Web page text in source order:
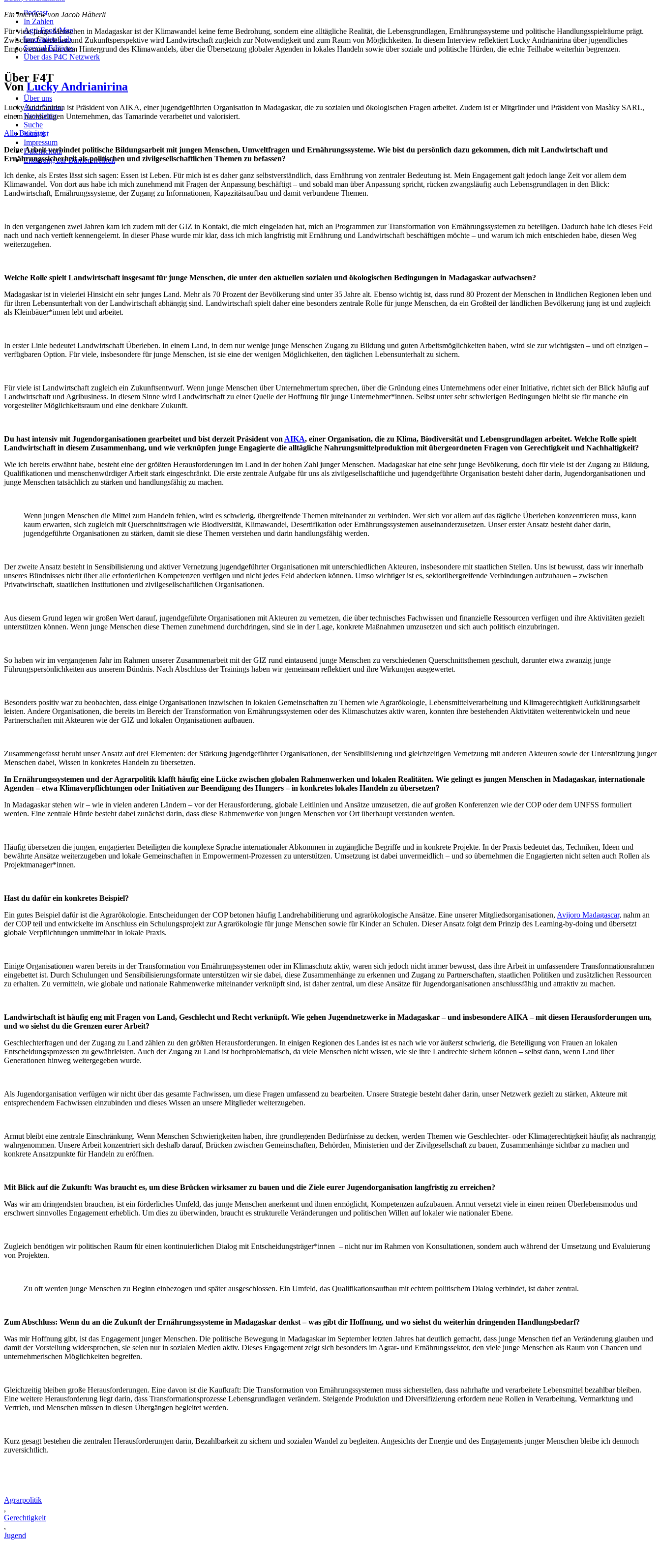
Podcast
In Zahlen
Agri-Food-Map
Innovation Lab
Special Editions
Über das P4C Netzwerk
Über F4T
Über uns
Autor*innen
Newsletter
Suche
Kontakt
Impressum
Datenschutz
Erklärung zur Barrierefreiheit
Ein Interview von Jacob Häberli
Für viele junge Menschen in Madagaskar ist der Klimawandel keine ferne Bedrohung, sondern eine alltägliche Realität, die Lebensgrundlagen, Ernährungssysteme und politische Handlungsspielräume prägt.
Zwischen Überleben und Zukunftsperspektive wird Landwirtschaft zugleich zur Notwendigkeit und zum Raum von Möglichkeiten. In diesem Interview reflektiert Lucky Andrianirina über jugendliches
Empowerment vor dem Hintergrund des Klimawandels, über die Übersetzung globaler Agenden in lokales Handeln sowie über soziale und politische Hürden, die echte Teilhabe weiterhin begrenzen.
Von Lucky Andrianirina
Lucky Andrianirina ist Präsident von AIKA, einer jugendgeführten Organisation in Madagaskar, die zu sozialen und ökologischen Fragen arbeitet. Zudem ist er Mitgründer und Präsident von Masàky SARL,
einem nachhaltigen Unternehmen, das Tamarinde verarbeitet und valorisiert.
Alle Beiträge
Deine Arbeit verbindet politische Bildungsarbeit mit jungen Menschen, Umweltfragen und Ernährungssysteme. Wie bist du persönlich dazu gekommen, dich mit Landwirtschaft und
Ernährungssicherheit als politischen und zivilgesellschaftlichen Themen zu befassen?
Ich denke, als Erstes lässt sich sagen: Essen ist Leben. Für mich ist es daher ganz selbstverständlich, dass Ernährung von zentraler Bedeutung ist. Mein Engagement galt jedoch lange Zeit vor allem dem
Klimawandel. Von dort aus habe ich mich zunehmend mit Fragen der Anpassung beschäftigt – und sobald man über Anpassung spricht, rücken zwangsläufig auch Lebensgrundlagen in den Blick:
Landwirtschaft, Ernährungssysteme, der Zugang zu Informationen, Kapazitätsaufbau und damit verbundene Themen.
In den vergangenen zwei Jahren kam ich zudem mit der GIZ in Kontakt, die mich eingeladen hat, mich an Programmen zur Transformation von Ernährungssystemen zu beteiligen. Dadurch habe ich dieses Feld
nach und nach vertieft kennengelernt. In dieser Phase wurde mir klar, dass ich mich langfristig mit Ernährung und Landwirtschaft beschäftigen möchte – und warum ich mich entschieden habe, diesen Weg
weiterzugehen.
Welche Rolle spielt Landwirtschaft insgesamt für junge Menschen, die unter den aktuellen sozialen und ökologischen Bedingungen in Madagaskar aufwachsen?
Madagaskar ist in vielerlei Hinsicht ein sehr junges Land. Mehr als 70 Prozent der Bevölkerung sind unter 35 Jahre alt. Ebenso wichtig ist, dass rund 80 Prozent der Menschen in ländlichen Regionen leben und
für ihren Lebensunterhalt von der Landwirtschaft abhängig sind. Landwirtschaft spielt daher eine besonders zentrale Rolle für junge Menschen, da ein Großteil der ländlichen Bevölkerung jung ist und zugleich
als Kleinbäuer*innen lebt und arbeitet.
In erster Linie bedeutet Landwirtschaft Überleben. In einem Land, in dem nur wenige junge Menschen Zugang zu Bildung und guten Arbeitsmöglichkeiten haben, wird sie zur wichtigsten – und oft einzigen –
verfügbaren Option. Für viele, insbesondere für junge Menschen, ist sie eine der wenigen Möglichkeiten, den täglichen Lebensunterhalt zu sichern.
Für viele ist Landwirtschaft zugleich ein Zukunftsentwurf. Wenn junge Menschen über Unternehmertum sprechen, über die Gründung eines Unternehmens oder einer Initiative, richtet sich der Blick häufig auf
Landwirtschaft und Agribusiness. In diesem Sinne wird Landwirtschaft zu einer Quelle der Hoffnung für junge Unternehmer*innen. Selbst unter sehr schwierigen Bedingungen bleibt sie für manche ein
vorgestellter Möglichkeitsraum und eine denkbare Zukunft.
Du hast intensiv mit Jugendorganisationen gearbeitet und bist derzeit Präsident von AIKA, einer Organisation, die zu Klima, Biodiversität und Lebensgrundlagen arbeitet. Welche Rolle spielt
Landwirtschaft in diesem Zusammenhang, und wie verknüpfen junge Engagierte die alltägliche Nahrungsmittelproduktion mit übergeordneten Fragen von Gerechtigkeit und Nachhaltigkeit?
Wie ich bereits erwähnt habe, besteht eine der größten Herausforderungen im Land in der hohen Zahl junger Menschen. Madagaskar hat eine sehr junge Bevölkerung, doch für viele ist der Zugang zu Bildung,
Qualifikationen und menschenwürdiger Arbeit stark eingeschränkt. Die erste zentrale Aufgabe für uns als zivilgesellschaftliche und jugendgeführte Organisation besteht daher darin, Jugendorganisationen und
junge Menschen tatsächlich zu stärken und handlungsfähig zu machen.
Wenn jungen Menschen die Mittel zum Handeln fehlen, wird es schwierig, übergreifende Themen miteinander zu verbinden. Wer sich vor allem auf das tägliche Überleben konzentrieren muss, kann
kaum erwarten, sich zugleich mit Querschnittsfragen wie Biodiversität, Klimawandel, Desertifikation oder Ernährungssystemen auseinanderzusetzen. Unser erster Ansatz besteht daher darin,
jugendgeführte Organisationen zu stärken, damit sie diese Themen verstehen und darin handlungsfähig werden.
Der zweite Ansatz besteht in Sensibilisierung und aktiver Vernetzung jugendgeführter Organisationen mit unterschiedlichen Akteuren, insbesondere mit staatlichen Stellen. Uns ist bewusst, dass wir innerhalb
unseres Bündnisses nicht über alle erforderlichen Kompetenzen verfügen und nicht jedes Feld abdecken können. Umso wichtiger ist es, sektorübergreifende Verbindungen aufzubauen – zwischen
Privatwirtschaft, staatlichen Institutionen und zivilgesellschaftlichen Organisationen.
Aus diesem Grund legen wir großen Wert darauf, jugendgeführte Organisationen mit Akteuren zu vernetzen, die über technisches Fachwissen und finanzielle Ressourcen verfügen und ihre Aktivitäten gezielt
unterstützen können. Wenn junge Menschen diese Themen zunehmend durchdringen, sind sie in der Lage, konkrete Maßnahmen umzusetzen und sich auch politisch einzubringen.
So haben wir im vergangenen Jahr im Rahmen unserer Zusammenarbeit mit der GIZ rund eintausend junge Menschen zu verschiedenen Querschnittsthemen geschult, darunter etwa zwanzig junge
Führungspersönlichkeiten aus unserem Bündnis. Nach Abschluss der Trainings haben wir gemeinsam reflektiert und ihre Wirkungen ausgewertet.
Besonders positiv war zu beobachten, dass einige Organisationen inzwischen in lokalen Gemeinschaften zu Themen wie Agrarökologie, Lebensmittelverarbeitung und Klimagerechtigkeit Aufklärungsarbeit
leisten. Andere Organisationen, die bereits im Bereich der Transformation von Ernährungssystemen oder des Klimaschutzes aktiv waren, konnten ihre bestehenden Aktivitäten weiterentwickeln und neue
Partnerschaften mit Akteuren wie der GIZ und lokalen Organisationen aufbauen.
Zusammengefasst beruht unser Ansatz auf drei Elementen: der Stärkung jugendgeführter Organisationen, der Sensibilisierung und gleichzeitigen Vernetzung mit anderen Akteuren sowie der Unterstützung junger
Menschen dabei, Wissen in konkretes Handeln zu übersetzen.
In Ernährungssystemen und der Agrarpolitik klafft häufig eine Lücke zwischen globalen Rahmenwerken und lokalen Realitäten. Wie gelingt es jungen Menschen in Madagaskar, internationale
Agenden – etwa Klimaverpflichtungen oder Initiativen zur Beendigung des Hungers – in konkretes lokales Handeln zu übersetzen?
In Madagaskar stehen wir – wie in vielen anderen Ländern – vor der Herausforderung, globale Leitlinien und Ansätze umzusetzen, die auf großen Konferenzen wie der COP oder dem UNFSS formuliert
werden. Eine zentrale Hürde besteht dabei zunächst darin, dass diese Rahmenwerke von jungen Menschen vor Ort überhaupt verstanden werden.
Häufig übersetzen die jungen, engagierten Beteiligten die komplexe Sprache internationaler Abkommen in zugängliche Begriffe und in konkrete Projekte. In der Praxis bedeutet das, Techniken, Ideen und
bewährte Ansätze weiterzugeben und lokale Gemeinschaften in Empowerment-Prozessen zu unterstützen. Umsetzung ist dabei unvermeidlich – und so übernehmen die Engagierten nicht selten auch Rollen als
Projektmanager*innen.
Hast du dafür ein konkretes Beispiel?
Ein gutes Beispiel dafür ist die Agrarökologie. Entscheidungen der COP betonen häufig Landrehabilitierung und agrarökologische Ansätze. Eine unserer Mitgliedsorganisationen, Avijoro Madagascar, nahm an
der COP teil und entwickelte im Anschluss ein Schulungsprojekt zur Agrarökologie für junge Menschen sowie für Kinder an Schulen. Dieser Ansatz folgt dem Prinzip des Learning-by-doing und übersetzt
globale Verpflichtungen unmittelbar in lokale Praxis.
Einige Organisationen waren bereits in der Transformation von Ernährungssystemen oder im Klimaschutz aktiv, waren sich jedoch nicht immer bewusst, dass ihre Arbeit in umfassendere Transformationsrahmen
eingebettet ist. Durch Schulungen und Sensibilisierungsformate unterstützen wir sie dabei, diese Zusammenhänge zu erkennen und Zugang zu Partnerschaften, staatlichen Politiken und zusätzlichen Ressourcen
zu erhalten. Zu vermitteln, wie globale und nationale Rahmenwerke miteinander verknüpft sind, ist daher zentral, um diese Ansätze für Jugendorganisationen anschlussfähig und attraktiv zu machen.
Landwirtschaft ist häufig eng mit Fragen von Land, Geschlecht und Recht verknüpft. Wie gehen Jugendnetzwerke in Madagaskar – und insbesondere AIKA – mit diesen Herausforderungen um,
und wo siehst du die Grenzen eurer Arbeit?
Geschlechterfragen und der Zugang zu Land zählen zu den größten Herausforderungen. In einigen Regionen des Landes ist es nach wie vor äußerst schwierig, die Beteiligung von Frauen an lokalen
Entscheidungsprozessen zu gewährleisten. Auch der Zugang zu Land ist hochproblematisch, da viele Menschen nicht wissen, wie sie ihre Landrechte sichern können – selbst dann, wenn Land über
Generationen hinweg weitergegeben wurde.
Als Jugendorganisation verfügen wir nicht über das gesamte Fachwissen, um diese Fragen umfassend zu bearbeiten. Unsere Strategie besteht daher darin, unser Netzwerk gezielt zu stärken, Akteure mit
entsprechendem Fachwissen einzubinden und dieses Wissen an unsere Mitglieder weiterzugeben.
Armut bleibt eine zentrale Einschränkung. Wenn Menschen Schwierigkeiten haben, ihre grundlegenden Bedürfnisse zu decken, werden Themen wie Geschlechter- oder Klimagerechtigkeit häufig als nachrangig
wahrgenommen. Unsere Arbeit konzentriert sich deshalb darauf, Brücken zwischen Gemeinschaften, Behörden, Ministerien und der Zivilgesellschaft zu bauen, Zusammenhänge sichtbar zu machen und
konkrete Ansatzpunkte für Handeln zu eröffnen.
Mit Blick auf die Zukunft: Was braucht es, um diese Brücken wirksamer zu bauen und die Ziele eurer Jugendorganisation langfristig zu erreichen?
Was wir am dringendsten brauchen, ist ein förderliches Umfeld, das junge Menschen anerkennt und ihnen ermöglicht, Kompetenzen aufzubauen. Armut versetzt viele in einen reinen Überlebensmodus und
erschwert sinnvolles Engagement erheblich. Um dies zu überwinden, braucht es strukturelle Veränderungen und politischen Willen auf lokaler wie nationaler Ebene.
Zugleich benötigen wir politischen Raum für einen kontinuierlichen Dialog mit Entscheidungsträger*innen – nicht nur im Rahmen von Konsultationen, sondern auch während der Umsetzung und Evaluierung
von Projekten.
Zu oft werden junge Menschen zu Beginn einbezogen und später ausgeschlossen. Ein Umfeld, das Qualifikationsaufbau mit echtem politischem Dialog verbindet, ist daher zentral.
Zum Abschluss: Wenn du an die Zukunft der Ernährungssysteme in Madagaskar denkst – was gibt dir Hoffnung, und wo siehst du weiterhin dringenden Handlungsbedarf?
Was mir Hoffnung gibt, ist das Engagement junger Menschen. Die politische Bewegung in Madagaskar im September letzten Jahres hat deutlich gemacht, dass junge Menschen tief an Veränderung glauben und
damit der Vorstellung widersprochen, sie seien nur in sozialen Medien aktiv. Dieses Engagement zeigt sich besonders im Agrar- und Ernährungssektor, den viele junge Menschen als Raum von Chancen und
unternehmerischen Möglichkeiten begreifen.
Gleichzeitig bleiben große Herausforderungen. Eine davon ist die Kaufkraft: Die Transformation von Ernährungssystemen muss sicherstellen, dass nahrhafte und verarbeitete Lebensmittel bezahlbar bleiben.
Eine weitere Herausforderung liegt darin, dass Transformationsprozesse Lebensgrundlagen verändern. Steigende Produktion und Diversifizierung erfordern neue Rollen in Verarbeitung, Vermarktung und
Vertrieb, und Menschen müssen in diesen Übergängen begleitet werden.
Kurz gesagt bestehen die zentralen Herausforderungen darin, Bezahlbarkeit zu sichern und sozialen Wandel zu begleiten. Angesichts der Energie und des Engagements junger Menschen bleibe ich dennoch
zuversichtlich.
Agrarpolitik
,
Gerechtigkeit
,
Jugend